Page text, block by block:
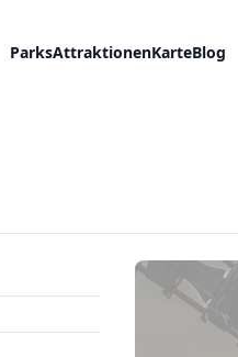
ParksAttraktionenKarteBlog